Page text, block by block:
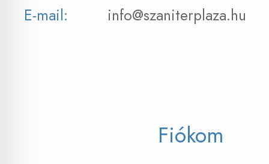
E-mail:
info@szaniterplaza.hu
Fiókom